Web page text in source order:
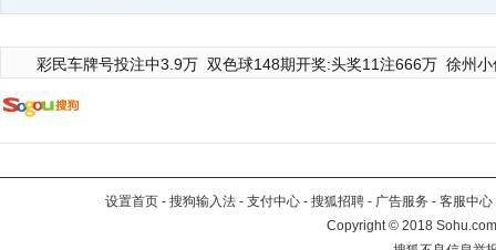
彩民车牌号投注中3.9万 双色球148期开奖:头奖11注666万 徐州
设置首页 - 搜狗输入法 - 支付中心 - 搜狐招聘 - 广告服务 - 客服中心
Copyright©2018